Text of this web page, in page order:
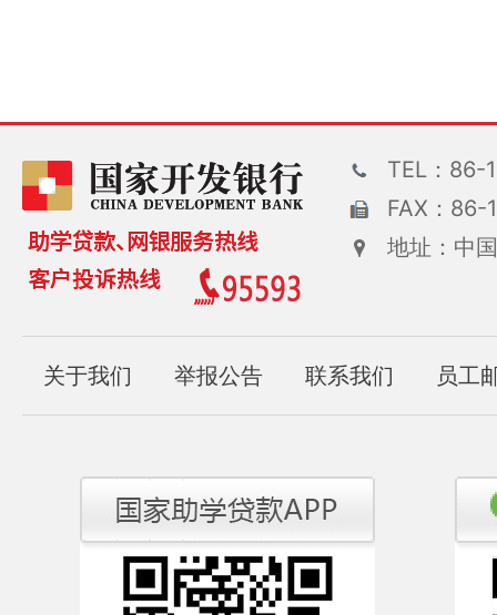
TEL：86-
FAX：
地址：中
关于我们 举报公告 联系我们 员工